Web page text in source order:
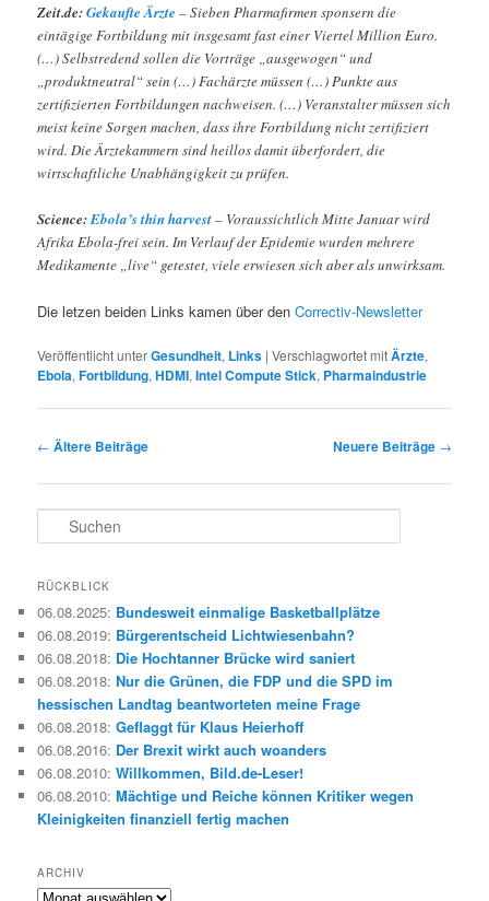
Zeit.de:Gekaufte Ärzte – Sieben Pharmafirmen sponsern die
eintägige Fortbildung mit insgesamt fast einer Viertel Million Euro.
(…) Selbstredend sollen die Vorträge „ausgewogen“ und
„produktneutral“ sein (…) Fachärzte müssen (…) Punkte aus
zertifizierten Fortbildungen nachweisen. (…) Veranstalter müssen sich
meist keine Sorgen machen, dass ihre Fortbildung nicht zertifiziert
wird. Die Ärztekammern sind heillos damit überfordert, die
wirtschaftliche Unabhängigkeit zu prüfen.
Science:Ebola’s thin harvest– Voraussichtlich Mitte Januar wird
Afrika Ebola-frei sein. Im Verlauf der Epidemie wurden mehrere
Medikamente „live“ getestet, viele erwiesen sich aber als unwirksam.
Die letzen beiden Links kamen über denCorrectiv-Newsletter
Veröffentlicht unterGesundheit, Links |Verschlagwortet mitÄrzte,
Ebola,Fortbildung,HDMI,Intel Compute Stick, Pharmaindustrie
Beitragsnavigation
← Ältere Beiträge Neuere Beiträge →
u
h
n
RÜCKBLICK
06.08.2025: Bundesweit einmalige Basketballplätze
06.08.2019: Bürgerentscheid Lichtwiesenbahn?
06.08.2018: Die Hochtanner Brücke wird saniert
06.08.2018:Nur die Grünen, die FDP und die SPD im
hessischen Landtag beantworteten meine Frage
06.08.2018:Geflaggt für Klaus Heierhoff
06.08.2016: Der Brexit wirkt auch woanders
06.08.2010:Willkommen, Bild.de-Leser!
06.08.2010:Mächtige und Reiche können Kritiker wegen
Kleinigkeiten finanziell fertig machen
ARCHIV
Archiv